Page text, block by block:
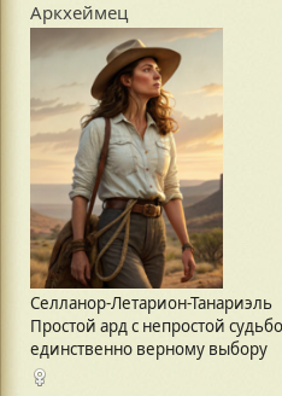
Аркхеймец
Селланор-Летарион-Танариэль
Простой ард с непростой
единственно верному выбору